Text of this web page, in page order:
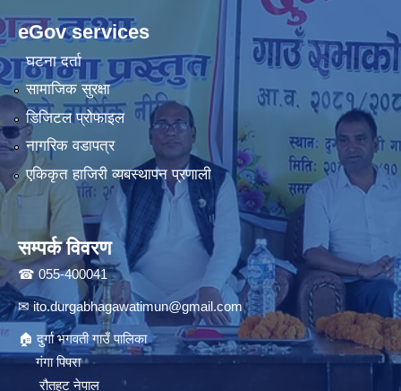
eGov services
घटना दर्ता
सामाजिक सुरक्षा
डिजिटल प्रोफाइल
नागरिक वडापत्र
एकिकृत हाजिरी व्यबस्थापन प्रणाली
सम्पर्क विवरण
☎ 055-400041
✉ito.durgabhagawatimun@gmail.com
🏠 दुर्गा भगवती गाउँ पालिका
गंगा पिपरा
रौतहट नेपाल